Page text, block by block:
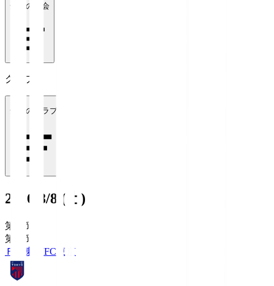
全ての大会
クラブ
全てのクラブ
2026/8/8 (土)
第1節
第1節
ＦＣ東京FC東京